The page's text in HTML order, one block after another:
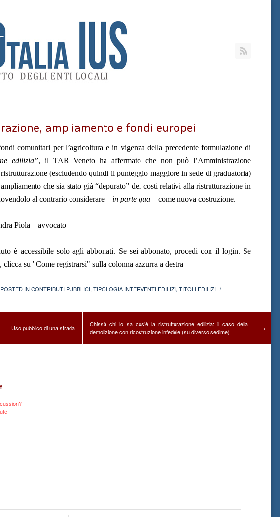
ampliamento e fondi europei
comunitari per l’agricoltura e in vigenza della precedente formulazione di
edilizia”, il TAR Veneto ha affermato che non può l’Amministrazione
(escludendo quindi il punteggio maggiore in sede di graduatoria)
che sia stato già “depurato” dei costi relativi alla ristrutturazione in
al contrario considerare – in parte qua – come nuova costruzione.
Piola – avvocato
è accessibile solo agli abbonati. Se sei abbonato, procedi con il login. Se
clicca su "Come registrarsi" sulla colonna azzurra a destra
POSTED IN CONTRIBUTI PUBBLICI, TIPOLOGIA INTERVENTI EDILIZI, TITOLI EDILIZI /
Uso pubblico di una strada
Chissà chi lo sa cos’è la ristrutturazione edilizia: il caso della
demolizione con ricostruzione infedele (su diverso sedime)
→